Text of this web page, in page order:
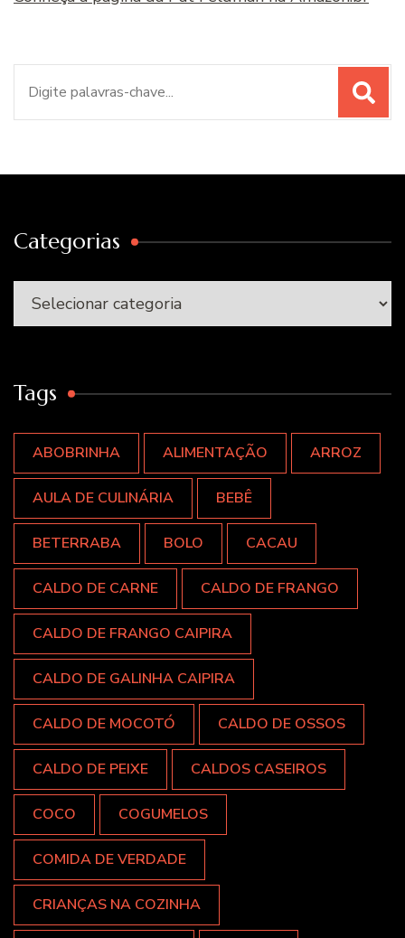
Categorias
Categorias
Tags
ABOBRINHA ALIMENTAÇÃO ARROZ
AULA DE CULINÁRIA BEBÊ
BETERRABA BOLO CACAU
CALDO DE CARNE CALDO DE FRANGO
CALDO DE FRANGO CAIPIRA
CALDO DE GALINHA CAIPIRA
CALDO DE MOCOTÓ CALDO DE OSSOS
CALDO DE PEIXE CALDOS CASEIROS
COCO COGUMELOS
COMIDA DE VERDADE
CRIANÇAS NA COZINHA